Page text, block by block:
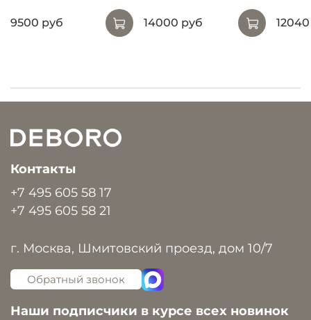
9500 руб 14000 руб
Контакты
+7 495 605 58 17
+7 495 605 58 21
г. Москва, Шмитовский проезд, дом 10/7
Обратный звонок
Наши подписчики в курсе всех новинок